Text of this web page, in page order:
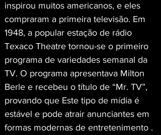
inspirou muitos americanos, e eles
compraram a primeira televisão. Em
1948, a popular estação de rádio
Texaco Theatre tornou-se o primeiro
programa de variedades semanal da
TV. O programa apresentava Milton
Berle e recebeu o título de “Mr. TV”,
provando que Este tipo de mídia é
estável e pode atrair anunciantes em
formas modernas de entretenimento .